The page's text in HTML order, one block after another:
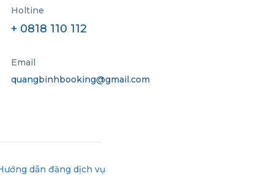
Holtine
+ 0818 110 112
Email
quangbinhbooking@gmail.com
dẫn đăng dịch vụ